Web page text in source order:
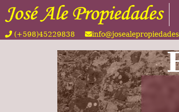
(+598)45229838